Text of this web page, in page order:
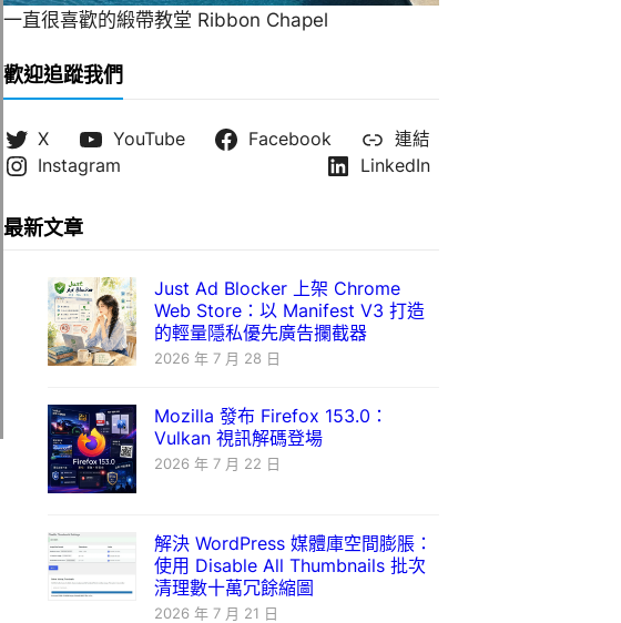
一直很喜歡的緞帶教堂 Ribbon Chapel
歡迎追蹤我們
X YouTube Facebook
連結
Instagram
LinkedIn
最新文章
Just Ad Blocker 上架 Chrome
Web Store：以 Manifest V3 打造
的輕量隱私優先廣告攔截器
2026 年 7 月 28 日
Mozilla 發布 Firefox 153.0：
Vulkan 視訊解碼登場
2026 年 7 月 22 日
解決 WordPress 媒體庫空間膨脹：
使用 Disable All Thumbnails 批次
清理數十萬冗餘縮圖
2026 年 7 月 21 日